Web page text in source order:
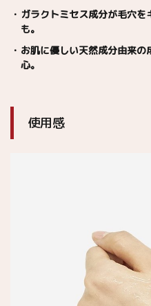
ガラクトミセス成分が毛穴
も。
お肌に優しい天然成分由来
心。
使用感